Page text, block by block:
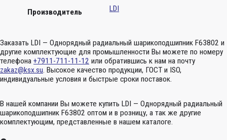
Производитель LDI
Заказать LDI — Однорядный радиальный шарикоподшипник F63802 и
другие комплектующие для промышленности Вы можете по номеру
телефона +7911-711-11-12 или обратившись к нам на почту
zakaz@ksx.su. Высокое качество продукции, ГОСТ и ISO,
индивидуальные условия и быстрые сроки поставок.
В нашей компании Вы можете купить LDI — Однорядный радиальный
шарикоподшипник F63802 оптом и в розницу, а так же другие
комплектующим, представленные в нашем каталоге.